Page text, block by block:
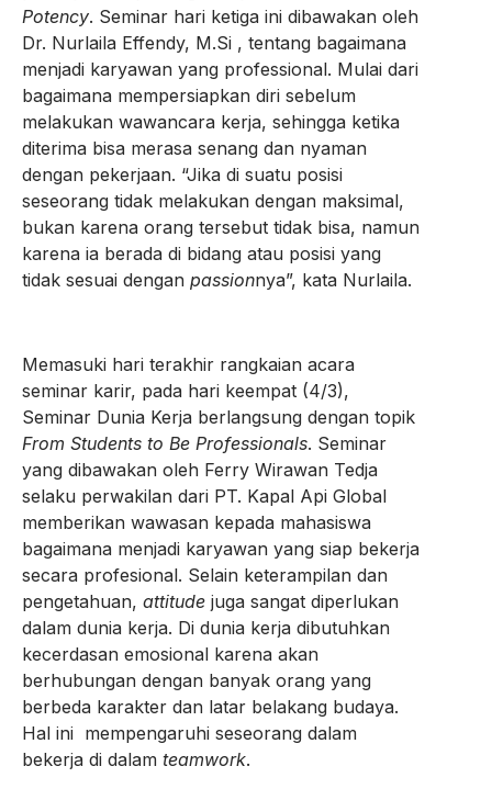
Potency. Seminar hari ketiga ini dibawakan oleh
Dr. Nurlaila Effendy, M.Si , tentang bagaimana
menjadi karyawan yang professional. Mulai dari
bagaimana mempersiapkan diri sebelum
melakukan wawancara kerja, sehingga ketika
diterima bisa merasa senang dan nyaman
dengan pekerjaan. “Jika di suatu posisi
seseorang tidak melakukan dengan maksimal,
bukan karena orang tersebut tidak bisa, namun
karena ia berada di bidang atau posisi yang
tidak sesuai dengan passionnya”, kata Nurlaila.
Memasuki hari terakhir rangkaian acara
seminar karir, pada hari keempat (4/3),
Seminar Dunia Kerja berlangsung dengan topik
From Students to Be Professionals. Seminar
yang dibawakan oleh Ferry Wirawan Tedja
selaku perwakilan dari PT. Kapal Api Global
memberikan wawasan kepada mahasiswa
bagaimana menjadi karyawan yang siap bekerja
secara profesional. Selain keterampilan dan
pengetahuan, attitude juga sangat diperlukan
dalam dunia kerja. Di dunia kerja dibutuhkan
kecerdasan emosional karena akan
berhubungan dengan banyak orang yang
berbeda karakter dan latar belakang budaya.
Hal ini mempengaruhi seseorang dalam
bekerja di dalam teamwork.